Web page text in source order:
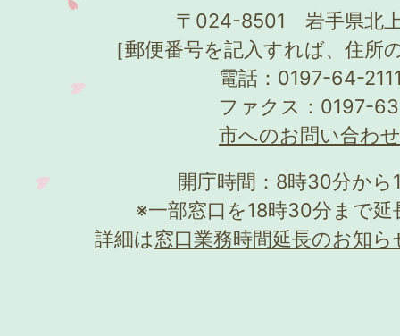
〒024-8501 岩手県北
［郵便番号を記入すれば、住所
電話：0197-64-
ファクス：0197-
市へのお問い合わ
開庁時間：8時30分か
※一部窓口を18時30分まで
詳細は窓口業務時間延長のお知ら